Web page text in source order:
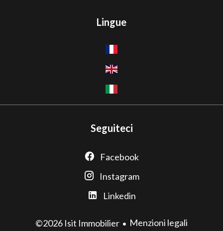
Lingue
Seguiteci
Facebook
Instagram
Linkedin
©2026 Isit Immobilier Menzioni legali